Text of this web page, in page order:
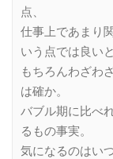
点、
仕事上であまり
いう点では良い
もちろんわざわ
は確か。
バブル期に比べ
るもの事実。
気になるのはい